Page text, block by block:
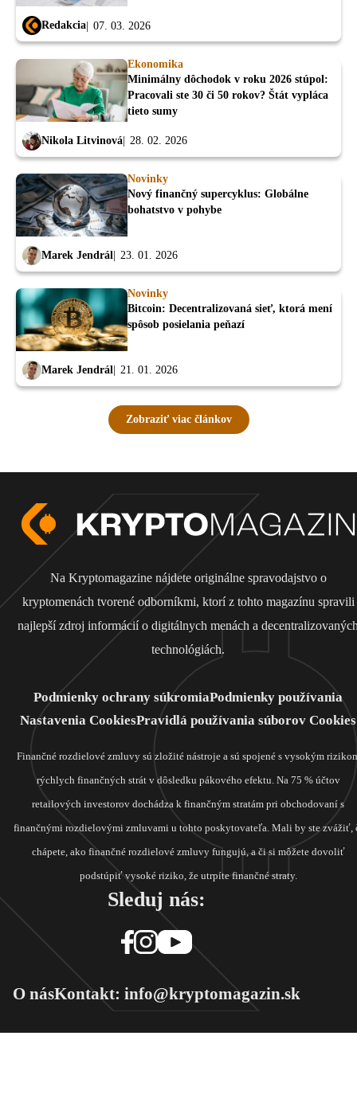
Redakcia 07. 03. 2026
Ekonomika
Minimálny dôchodok v roku 2026 stúpol:
Pracovali ste 30 či 50 rokov? Štát vypláca
tieto sumy
Nikola Litvinová 28. 02. 2026
Novinky
Nový finančný supercyklus: Globálne
bohatstvo v pohybe
Marek Jendrál 23. 01. 2026
Novinky
Bitcoin: Decentralizovaná sieť, ktorá mení
spôsob posielania peňazí
Marek Jendrál 21. 01. 2026
Zobraziť viac článkov
Na Kryptomagazine nájdete originálne spravodajstvo o
kryptomenách tvorené odborníkmi, ktorí z tohto magazínu spravili
najlepší zdroj informácií o digitálnych menách a
technológiách.
Podmienky ochrany súkromiaPodmienky používania
Nastavenia CookiesPravidlá používania súborov Cookies
Finančné rozdielové zmluvy sú zložité nástroje a sú spojené s vysokým
rýchlych finančných strát v dôsledku pákového efektu. Na 75 % účtov
retailových investorov dochádza k finančným stratám pri obchodovaní s
finančnými rozdielovými zmluvami u tohto poskytovateľa. Mali by ste zvážiť,
chápete, ako finančné rozdielové zmluvy fungujú, a či si môžete dovoliť
podstúpiť vysoké riziko, že utrpíte finančné straty.
Sleduj nás:
O násKontakt: info@kryptomagazin.sk